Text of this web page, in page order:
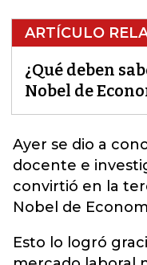
ARTÍCULO
¿Qué deben
Nobel de
Ayer se dio a
docente e
convirtió en la
Nobel de
Esto lo logró